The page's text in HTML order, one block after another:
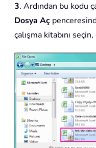
End With
End Sub
3. Ardından bu kodu
Dosya Aç
çalışma kitabını